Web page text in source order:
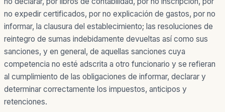
no expedir certificados, por no explicación de gastos, por no
informar, la clausura del establecimiento; las resoluciones de
reintegro de sumas indebidamente devueltas así como sus
sanciones, y en general, de aquellas sanciones cuya
competencia no esté adscrita a otro funcionario y se refieran
al cumplimiento de las obligaciones de informar, declarar y
determinar correctamente los impuestos, anticipos y
retenciones.